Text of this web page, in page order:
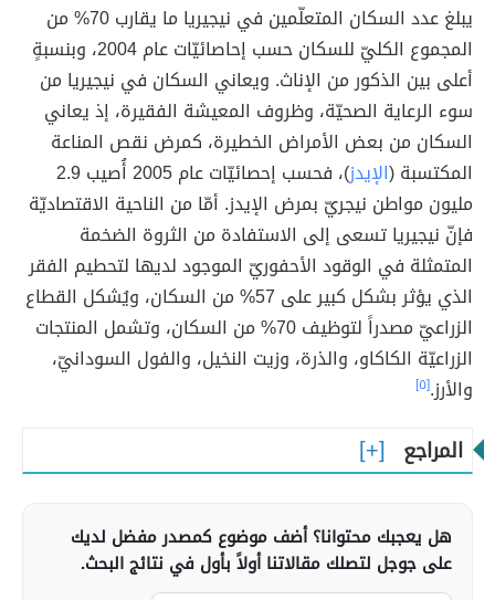
يبلغ عدد السكان المتعلّمين في نيجيريا ما يقارب 70% من
المجموع الكليّ للسكان حسب إحاصائيّات عام 2004، وبنسبةٍ
أعلى بين الذكور من الإناث. ويعاني السكان في نيجيريا من
سوء الرعاية الصحيّة، وظروف المعيشة الفقيرة، إذ يعاني
السكان من بعض الأمراض الخطيرة، كمرض نقص المناعة
المكتسبة (الإيدز
)، فحسب إحصائيّات عام 2005 أُصيب 2.9
مليون مواطن نيجريّ بمرض الإيدز. أمّا من الناحية الاقتصاديّة
فإنّ نيجيريا تسعى إلى الاستفادة من الثروة الضخمة
المتمثلة في الوقود الأحفوريّ الموجود لديها لتحطيم الفقر
الذي يؤثر بشكل كبير على 57% من السكان، ويُشكل القطاع
الزراعيّ مصدراً لتوظيف 70% من السكان، وتشمل المنتجات
الزراعيّة الكاكاو، والذرة، وزيت النخيل، والفول السودانيّ،
والأرز.[٥]
المراجع
هل يعجبك محتوانا؟ أضف موضوع كمصدر مفضل لديك
على جوجل لتصلك مقالاتنا أولاً بأول في نتائج البحث.